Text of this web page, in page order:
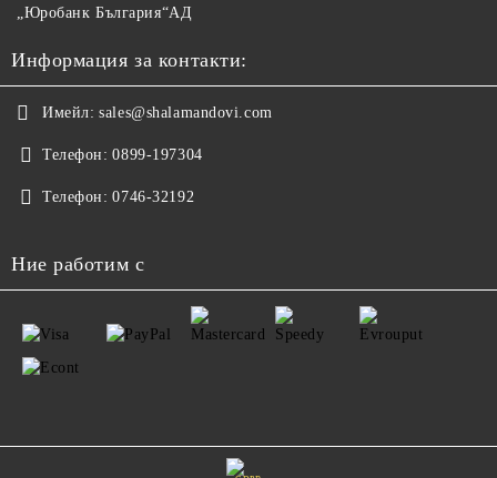
„Юробанк България“АД
Информация за контакти:
Имейл: sales@shalamandovi.com
Телефон: 0899-197304
Телефон: 0746-32192
Ние работим с